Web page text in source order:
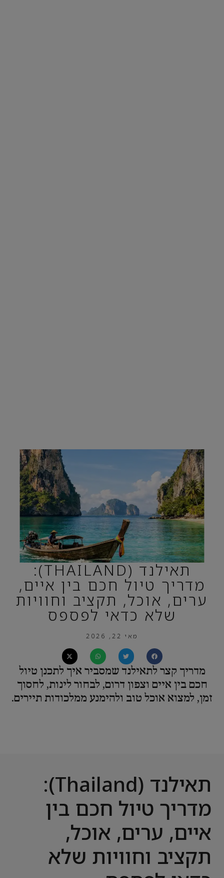
תאילנד (THAILAND):
מדריך טיול חכם בין איים,
ערים, אוכל, תקציב וחוויות
שלא כדאי לפספס
מאי 22, 2026
מדריך קצר לתאילנד שמסביר איך לתכנן טיול
חכם בין איים וצפון דרום, לבחור לינות, לחסוך
זמן, למצוא אוכל טוב ולהימנע ממלכודות תיירים.
תאילנד (Thailand):
מדריך טיול חכם בין
איים, ערים, אוכל,
תקציב וחוויות שלא